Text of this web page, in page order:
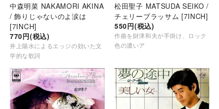
中森明菜 NAKAMORI AKINA
/ 飾りじゃないのよ涙は
[7INCH]
770円(税込)
井上陽水によるエッジの効いた文
学的な歌詞
松田聖子 MATSUDA SEIKO /
チェリーブラッサム [7INCH]
550円(税込)
作曲を財津和夫が手掛け、ロック
色の濃いア